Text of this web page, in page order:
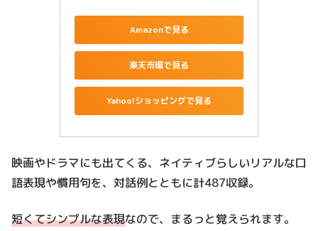
Amazonで見る
楽天市場で見る
Yahoo!ショッピングで見る
映画やドラマにも出てくる、ネイティブらしいリアルな口
語表現や慣用句を、対話例とともに計487収録。
短くてシンプルな表現なので、まるっと覚えられます。